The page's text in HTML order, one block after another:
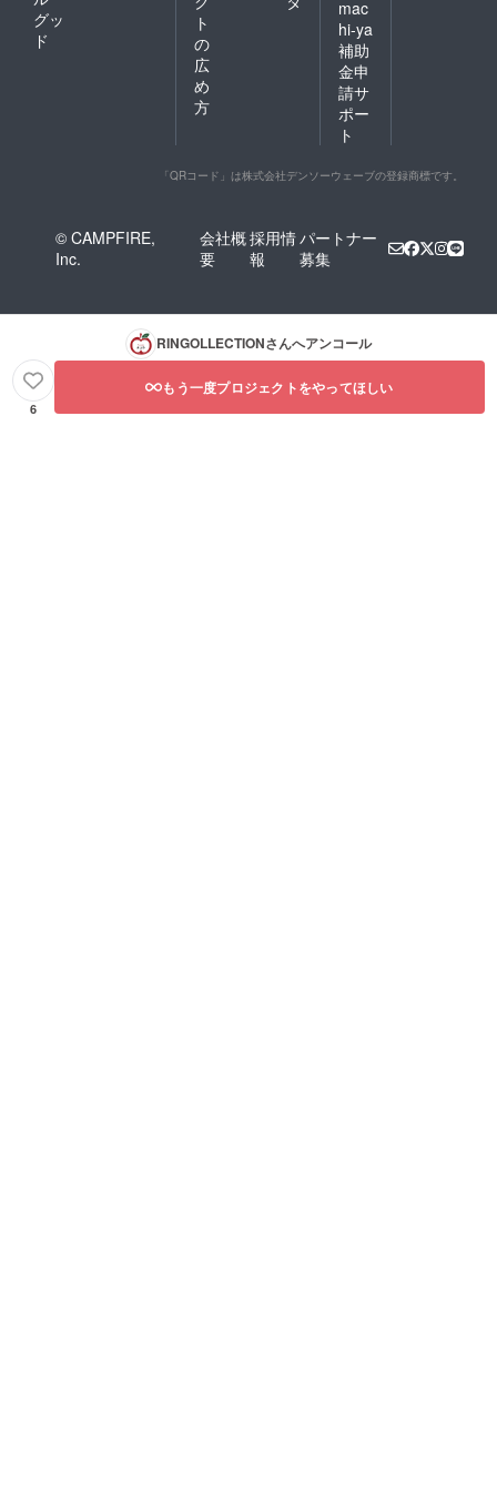
グッ
ド
ト
の
広
め
方
mac
hi-ya
補助
金申
請サ
ポー
ト
「QRコード」は株式会社デンソーウェーブの登録商標です。
© CAMPFIRE,
Inc.
会社概
要
採用情
報
パートナー
募集
RINGOLLECTIONさんへアンコール
6
もう一度プロジェクトをやってほしい